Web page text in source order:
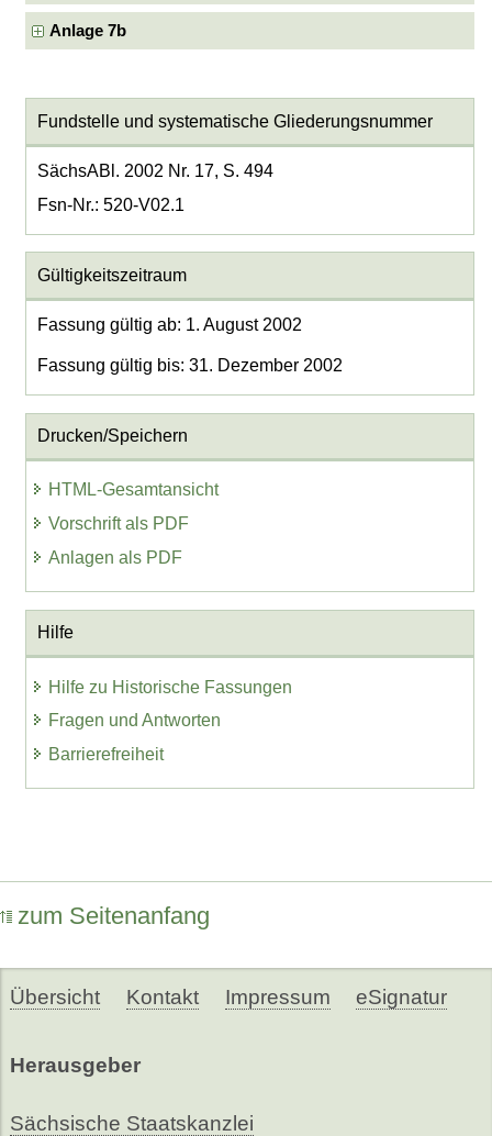
Anlage 7b
Fundstelle und systematische Gliederungsnummer
SächsABl. 2002 Nr. 17, S. 494
Fsn-Nr.: 520-V02.1
Gültigkeitszeitraum
Fassung gültig ab: 1. August 2002
Fassung gültig bis: 31. Dezember 2002
Drucken/Speichern
HTML-Gesamtansicht
Vorschrift als PDF
Anlagen als PDF
Hilfe
Hilfe zu Historische Fassungen
Fragen und Antworten
Barrierefreiheit
zum Seitenanfang
Übersicht Kontakt Impressum eSignatur
Herausgeber
Sächsische Staatskanzlei